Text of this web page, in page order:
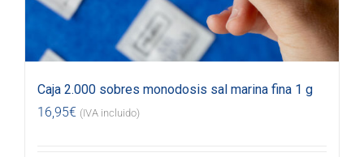
Caja 2.000 sobres monodosis sal marina fina 1 g
16,95€ (IVA incluido)